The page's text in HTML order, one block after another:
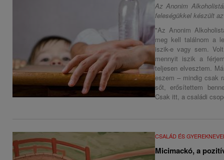
Az Anonim
feleségükkel készült
"Az Anonim
meg kell találnom a
iszik-e vagy sem.
mennyit iszik a
teljesen elvesztem.
eszem – mindig csak
sőt, erősítettem
Csak itt, a családi
CSALÁD ÉS
Micimackó, a